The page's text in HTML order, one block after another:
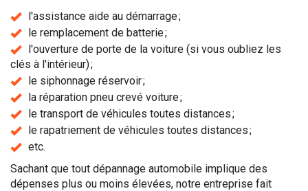
l'assistance aide au démarrage ;
le remplacement de batterie ;
l'ouverture de porte de la voiture (si vous oubliez les
clés à l'intérieur) ;
le siphonnage réservoir ;
la réparation pneu crevé voiture ;
le transport de véhicules toutes distances ;
le rapatriement de véhicules toutes distances ;
etc.
Sachant que tout dépannage automobile implique des
dépenses plus ou moins élevées, notre entreprise fait